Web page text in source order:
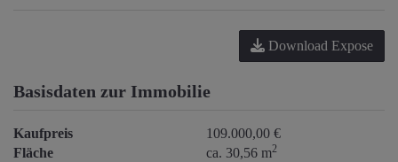
Download Expose
Basisdaten zur Immobilie
Kaufpreis
109.000,00 €
Fläche
ca. 30,56 m2